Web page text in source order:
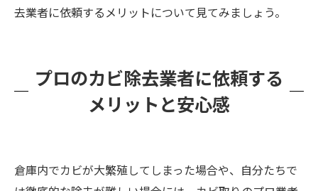
去業者に依頼するメリットについて見てみましょう。
プロのカビ除去業者に依頼する
メリットと安心感
倉庫内でカビが大繁殖してしまった場合や、自分たちで